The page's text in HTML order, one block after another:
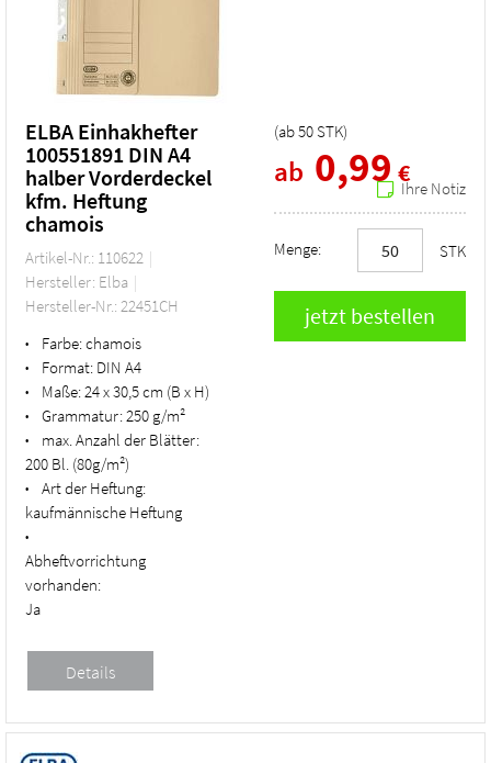
ELBA Einhakhefter
100551891 DIN A4
halber Vorderdeckel
kfm. Heftung
chamois
Artikel-Nr.: 110622
Hersteller: Elba
Hersteller-Nr.: 22451CH
• Farbe:chamois
• Format: DIN A4
• Maße:24 x 30,5 cm (B x H)
• Grammatur:250 g/m²
•
max. Anzahl der Blätter:
200 Bl. (80g/m²)
•
Art der Heftung:
kaufmännische Heftung
•
Abheftvorrichtung
vorhanden:
Ja
(ab50 STK)
ab 0,99 €
Ihre Notiz
Menge: STK